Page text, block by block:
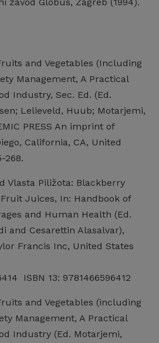
and Vegetables (Including
Management, A Practical
Industry, Sec. Ed. (Ed.
Lelieveld, Huub; Motarjemi,
PRESS An imprint of
California, CA, United
268.
Vlasta Piližota: Blackberry
Juices, In: Handbook of
and Human Health (Ed.
and Cesarettin Alasalvar),
Francis Inc, United States
ISBN 13: 9781466596412
and Vegetables (including
Management, A Practical
Industry (Ed. Motarjemi,